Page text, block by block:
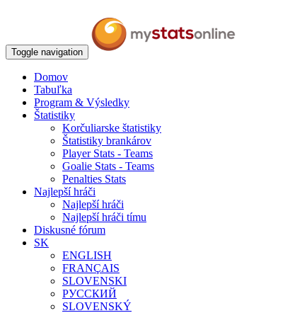
Toggle navigation
Domov
Tabuľka
Program & Výsledky
Štatistiky
Korčuliarske štatistiky
Štatistiky brankárov
Player Stats - Teams
Goalie Stats - Teams
Penalties Stats
Najlepší hráči
Najlepší hráči
Najlepší hráči tímu
Diskusné fórum
SK
ENGLISH
FRANÇAIS
SLOVENSKI
РУССКИЙ
SLOVENSKÝ